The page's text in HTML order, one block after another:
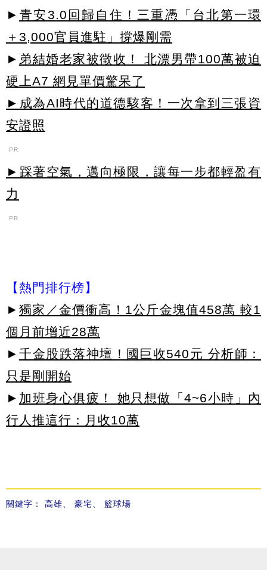
► 青安3.0回歸自住！三重憑「台北第一環
＋3,000官員進駐」撐爆剛需
► 弟結婚老家被徵收！ 北漂男帶100萬被迫
硬上A7 網見單價驚呆了
►成為AI時代的道德駭客！一次拿到三張資
安證照
PR
►踩著空氣，邁向極限，讓每一步都輕盈有
力
PR
【熱門排行榜】
► 獨家／金價衝高！1公斤金塊值458萬 較1
個月前增近28萬
► 千金股跌落神壇！國巨收540元 分析師：
只是剛開始
► 加班身心俱疲！ 她只想做「4~6小時」內
行人推這行：月收10萬
關鍵字： 高雄 豪宅 籃球場